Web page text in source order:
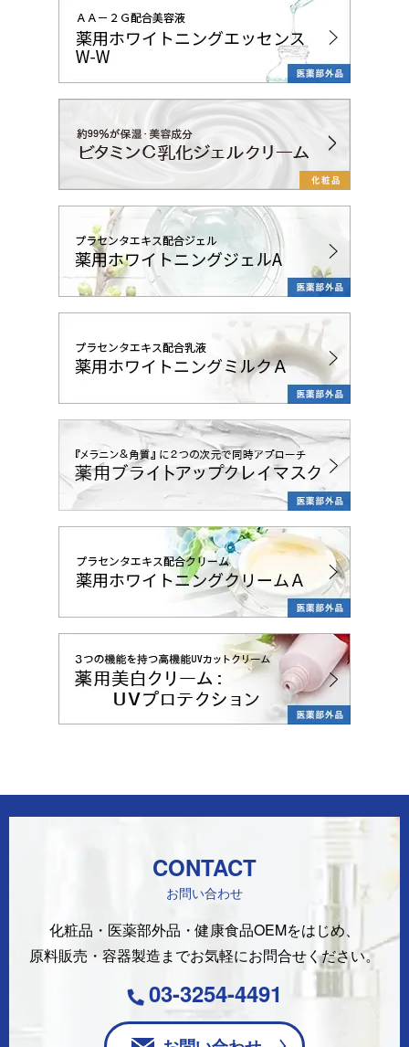
CONTACT
お問い合わせ
化粧品・医薬部外品・健康食品OEMをはじめ、
原料販売・容器製造までお気軽にお問合せください。
03-3254-4491